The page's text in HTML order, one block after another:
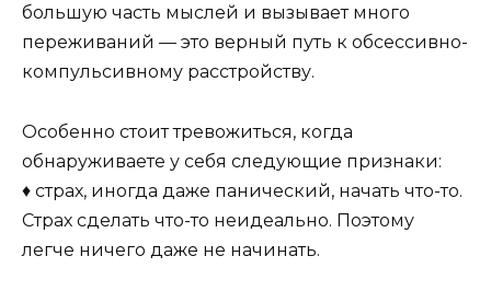
большую часть мыслей и вызывает много
переживаний — это верный путь к обсессивно-
компульсивному расстройству.
Особенно стоит тревожиться, когда
обнаруживаете у себя следующие признаки:
♦ страх, иногда даже панический, начать что-то.
Страх сделать что-то неидеально. Поэтому
легче ничего даже не начинать.